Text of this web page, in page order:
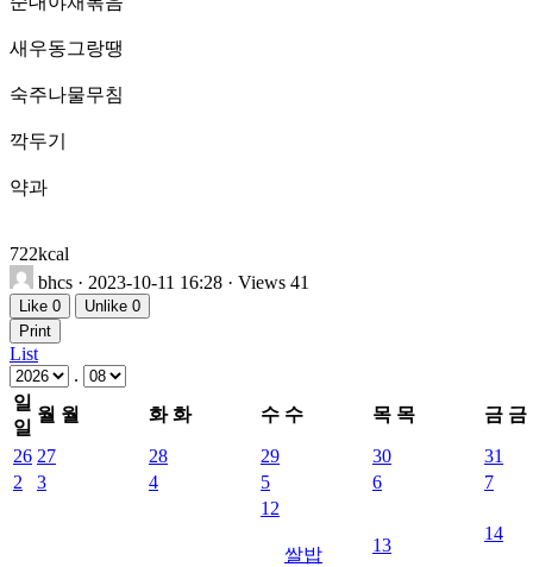
새우동그랑땡
숙주나물무침
깍두기
약과
722kcal
bhcs · 2023-10-11 16:28 · Views 41
Like 0 Unlike 0
Print
List
.
일
일
월 월 화 화 수 수 목 목 금 금
26 27 28 29 30
31
2
3 4 5 6 7
12
쌀밥
13
14